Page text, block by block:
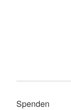
Spenden